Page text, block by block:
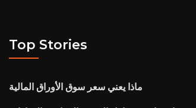
Top Stories
ماذا يعني سعر سوق الأوراق المالية